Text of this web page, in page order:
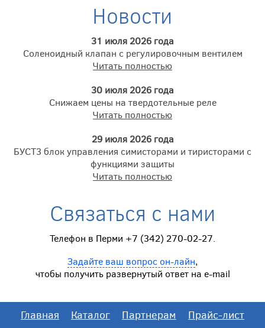
Новости
31 июля 2026 года
Соленоидный клапан с регулировочным вентилем
Читать полностью
30 июля 2026 года
Снижаем цены на твердотельные реле
Читать полностью
29 июля 2026 года
БУСТ3 блок управления симисторами и тиристорами с
функциями защиты
Читать полностью
Связаться с нами
Телефон в Перми +7 (342) 270-02-27.
Задайте ваш вопрос он-лайн,
чтобы получить развернутый ответ на e-mail
Главная Каталог Партнерам
Прайс-лист